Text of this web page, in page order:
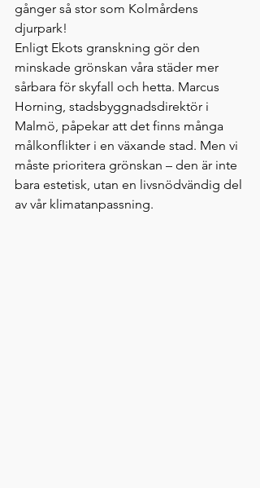
gånger så stor som Kolmårdens
djurpark!
Enligt Ekots granskning gör den
minskade grönskan våra städer mer
sårbara för skyfall och hetta. Marcus
Horning, stadsbyggnadsdirektör i
Malmö, påpekar att det finns många
målkonflikter i en växande stad. Men vi
måste prioritera grönskan – den är inte
bara estetisk, utan en livsnödvändig del
av vår klimatanpassning.